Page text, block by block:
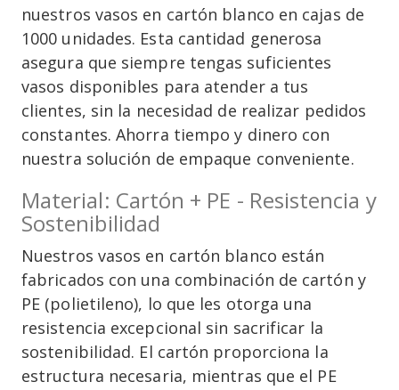
nuestros vasos en cartón blanco en cajas de
1000 unidades. Esta cantidad generosa
asegura que siempre tengas suficientes
vasos disponibles para atender a tus
clientes, sin la necesidad de realizar pedidos
constantes. Ahorra tiempo y dinero con
nuestra solución de empaque conveniente.
Material: Cartón + PE - Resistencia y
Sostenibilidad
Nuestros vasos en cartón blanco están
fabricados con una combinación de cartón y
PE (polietileno), lo que les otorga una
resistencia excepcional sin sacrificar la
sostenibilidad. El cartón proporciona la
estructura necesaria, mientras que el PE